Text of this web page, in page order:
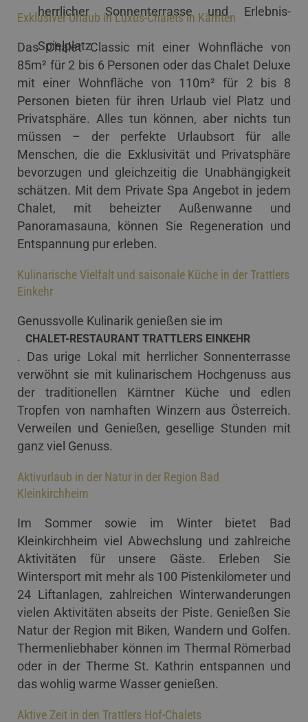
herrlicher Sonnenterrasse und Erlebnis-
Spielplatz
Exklusiver Urlaub in Luxus-Chalets in Kärnten
Das Chalet Classic mit einer Wohnfläche von
85m² für 2 bis 6 Personen oder das Chalet Deluxe
mit einer Wohnfläche von 110m² für 2 bis 8
Personen bieten für ihren Urlaub viel Platz und
Privatsphäre. Alles tun können, aber nichts tun
müssen – der perfekte Urlaubsort für alle
Menschen, die die Exklusivität und Privatsphäre
bevorzugen und gleichzeitig die Unabhängigkeit
schätzen. Mit dem Private Spa Angebot in jedem
Chalet, mit beheizter Außenwanne und
Panoramasauna, können Sie Regeneration und
Entspannung pur erleben.
Kulinarische Vielfalt und saisonale Küche in der Trattlers
Einkehr
Genussvolle Kulinarik genießen sie im
CHALET-RESTAURANT TRATTLERS EINKEHR
. Das urige Lokal mit herrlicher Sonnenterrasse
verwöhnt sie mit kulinarischem Hochgenuss aus
der traditionellen Kärntner Küche und edlen
Tropfen von namhaften Winzern aus Österreich.
Verweilen und Genießen, gesellige Stunden mit
ganz viel Genuss.
Aktivurlaub in der Natur in der Region Bad
Kleinkirchheim
Im Sommer sowie im Winter bietet Bad
Kleinkirchheim viel Abwechslung und zahlreiche
Aktivitäten für unsere Gäste. Erleben Sie
Wintersport mit mehr als 100 Pistenkilometer und
24 Liftanlagen, zahlreichen Winterwanderungen
vielen Aktivitäten abseits der Piste. Genießen Sie
Natur der Region mit Biken, Wandern und Golfen.
Thermenliebhaber können im Thermal Römerbad
oder in der Therme St. Kathrin entspannen und
das wohlig warme Wasser genießen.
Aktive Zeit in den Trattlers Hof-Chalets